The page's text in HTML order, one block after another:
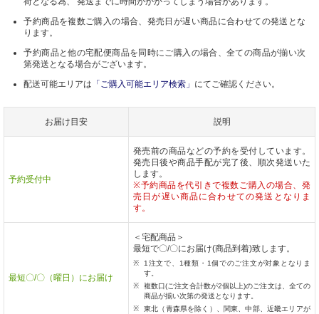
予約商品を複数ご購入の場合、発売日が遅い商品に合わせての発送とな
ります。
予約商品と他の宅配便商品を同時にご購入の場合、全ての商品が揃い次
第発送となる場合がございます。
配送可能エリアは 「ご購入可能エリア検索」 にてご確認ください。
お届け目安 説明
予約受付中
発売前の商品などの予約を受付しています。
発売日後や商品手配が完了後、順次発送いた
します。
※予約商品を代引きで複数ご購入の場合、発
売日が遅い商品に合わせての発送となりま
す。
最短〇/〇（曜日）にお届け
＜宅配商品＞
最短で〇/〇にお届け(商品到着)致します。
1注文で、1種類・1個でのご注文が対象となりま
す。
複数口(ご注文合計数が2個以上)のご注文は、全ての
商品が揃い次第の発送となります。
東北（青森県を除く）、関東、中部、近畿エリアが